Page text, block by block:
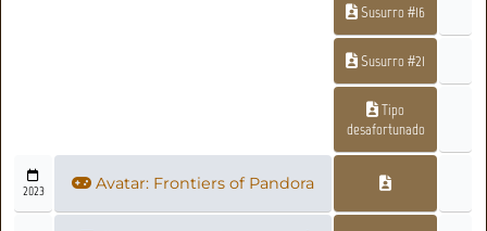
Susurro #16
Susurro #21
Tipo
desafortunado
2023 Avatar: Frontiers of Pandora